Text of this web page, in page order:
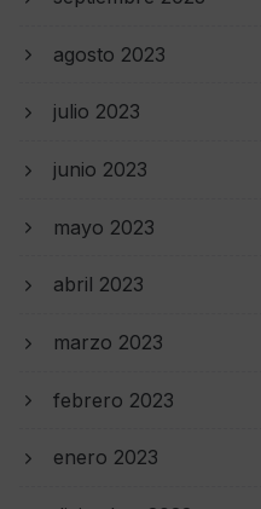
agosto 2023
julio 2023
junio 2023
mayo 2023
abril 2023
marzo 2023
febrero 2023
enero 2023